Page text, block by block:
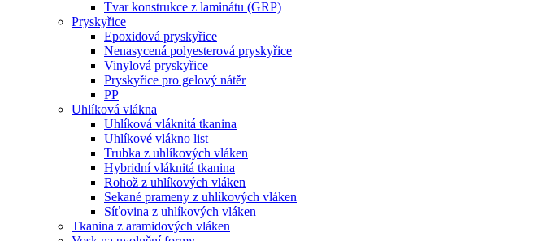
Tvar konstrukce z laminátu (GRP)
Pryskyřice
Epoxidová pryskyřice
Nenasycená polyesterová pryskyřice
Vinylová pryskyřice
Pryskyřice pro gelový nátěr
PP
Uhlíková vlákna
Uhlíková vláknitá tkanina
Uhlíkové vlákno list
Trubka z uhlíkových vláken
Hybridní vláknitá tkanina
Rohož z uhlíkových vláken
Sekané prameny z uhlíkových vláken
Síťovina z uhlíkových vláken
Tkanina z aramidových vláken